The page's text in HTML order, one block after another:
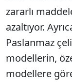
zararlı
azaltıyor.
Paslanmaz
modellerin,
modellere